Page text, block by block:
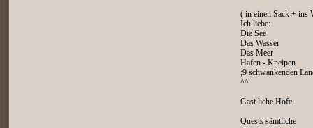
( in einen Sack + ins
Ich liebe:
Die See
Das Wasser
Das Meer
Hafen - Kneipen
;9 schwankenden
^^
Gast liche Höfe
Quests sämtliche